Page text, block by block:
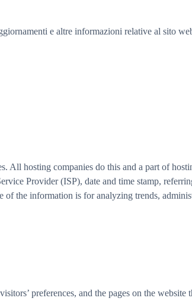
e altre informazioni relative al sito
hosting companies do this and a part of
Provider (ISP), date and time stamp,
the information is for analyzing trends,
preferences, and the pages on the website